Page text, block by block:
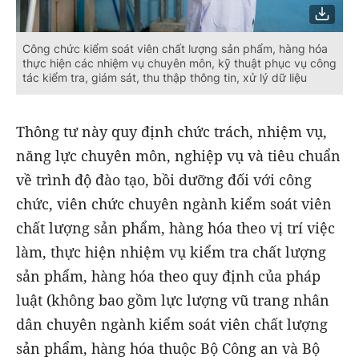
Công chức kiểm soát viên chất lượng sản phẩm, hàng hóa
thực hiện các nhiệm vụ chuyên môn, kỹ thuật phục vụ công
tác kiểm tra, giám sát, thu thập thông tin, xử lý dữ liệu
Thông tư này quy định chức trách, nhiệm vụ,
năng lực chuyên môn, nghiệp vụ và tiêu chuẩn
về trình độ đào tạo, bồi dưỡng đối với công
chức, viên chức chuyên ngành kiểm soát viên
chất lượng sản phẩm, hàng hóa theo vị trí việc
làm, thực hiện nhiệm vụ kiểm tra chất lượng
sản phẩm, hàng hóa theo quy định của pháp
luật (không bao gồm lực lượng vũ trang nhân
dân chuyên ngành kiểm soát viên chất lượng
sản phẩm, hàng hóa thuộc Bộ Công an và Bộ